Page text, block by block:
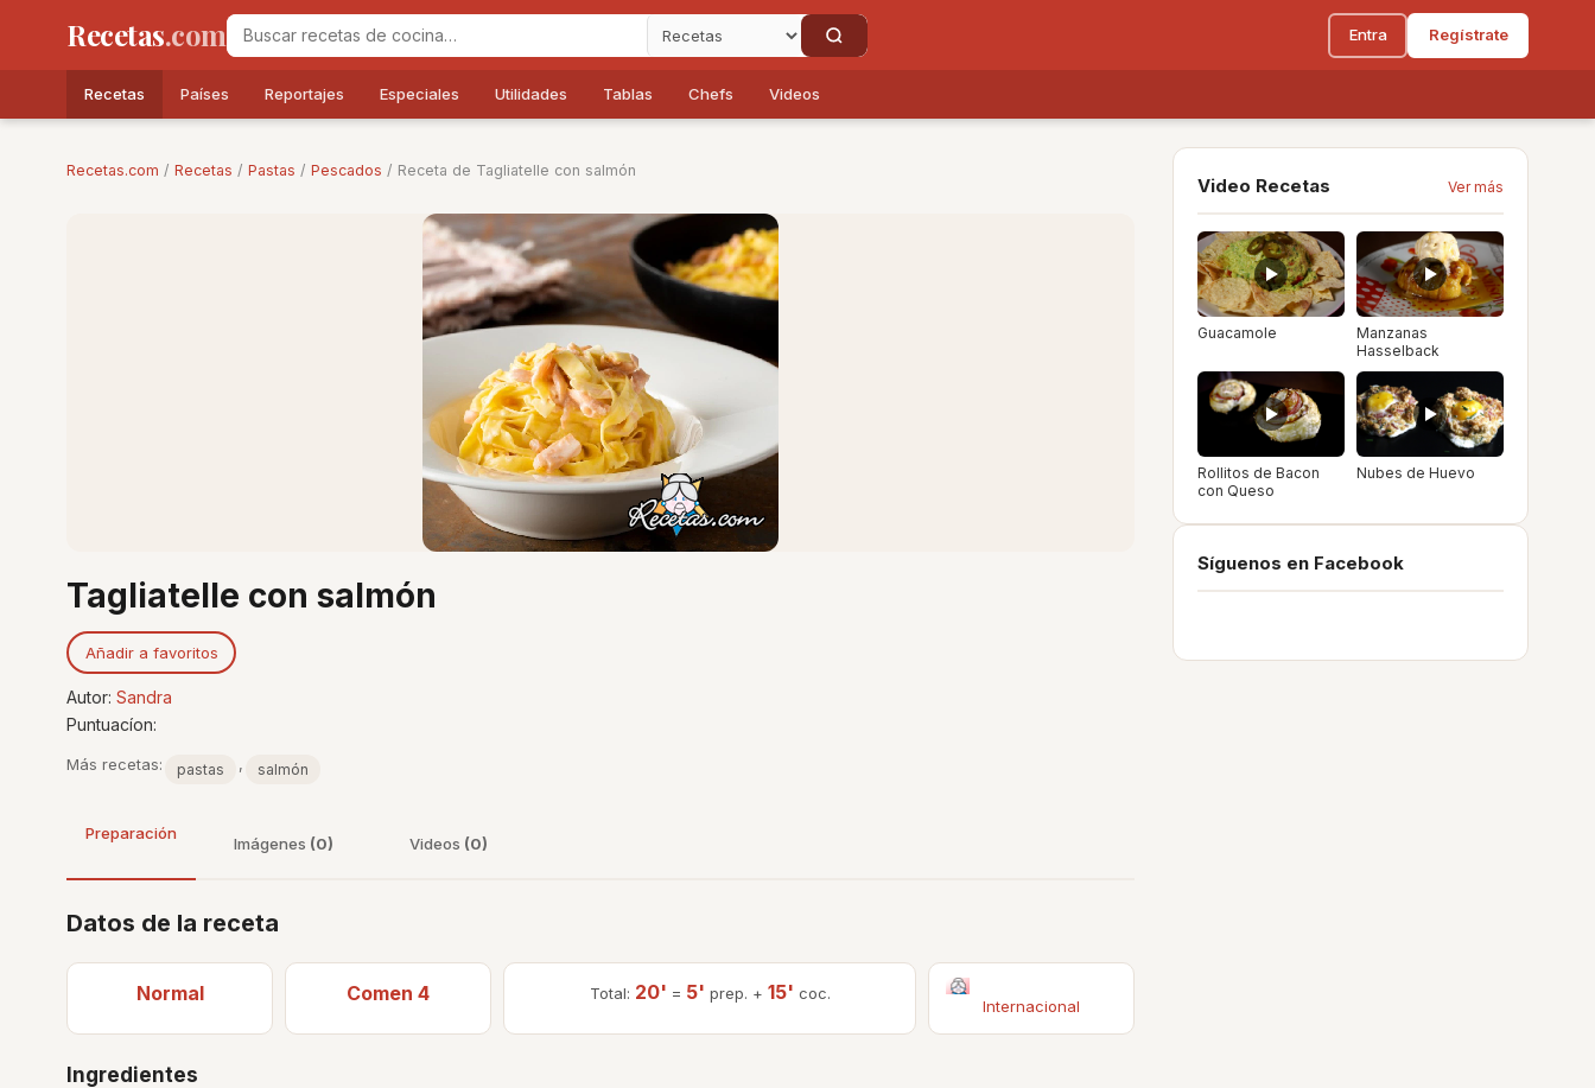
Recetas.com Entra Regístrate
Recetas Países Reportajes Especiales Utilidades Tablas Chefs Videos
Recetas.com / Recetas / Pastas / Pescados / Receta de Tagliatelle con salmón
Tagliatelle con salmón
Añadir a favoritos
Autor: Sandra
Puntuacíon:
Más recetas: pastas , salmón
Preparación
Imágenes (0) Videos (0)
Datos de la receta
Normal Comen 4 Total: 20' = 5' prep. + 15' coc.
Internacional
Ingredientes
Video Recetas Ver más
Guacamole
Manzanas
Hasselback
Rollitos de Bacon
con Queso
Nubes de Huevo
Síguenos en Facebook